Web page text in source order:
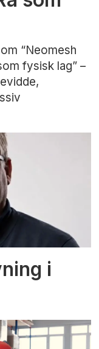
“Neomesh
fysisk lag” –
i